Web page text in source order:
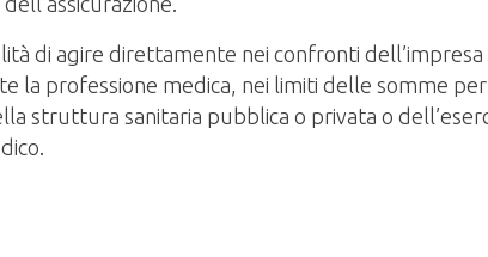
di agire direttamente nei confronti dell’impresa
la professione medica, nei limiti delle somme
struttura sanitaria pubblica o privata o